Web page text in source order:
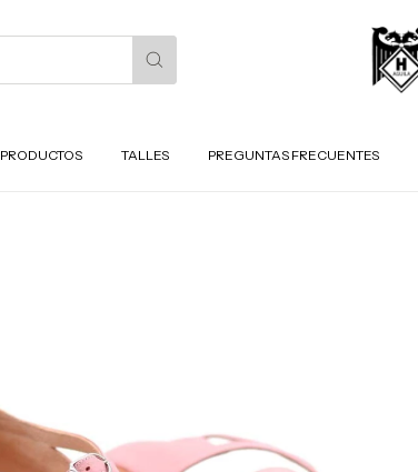
PRODUCTOS TALLES PREGUNTAS FRECUENTES